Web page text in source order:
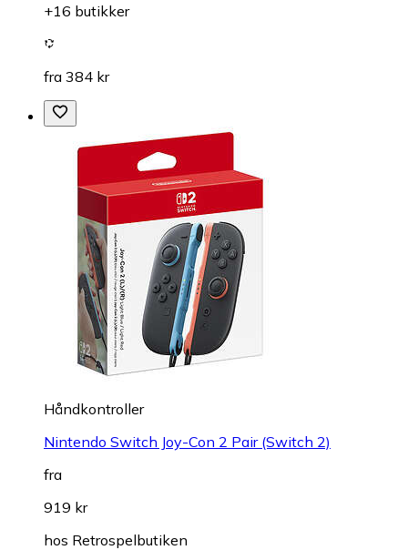
+16 butikker
fra 384 kr
Håndkontroller
Nintendo Switch Joy-Con 2 Pair (Switch 2)
fra
919 kr
hos Retrospelbutiken